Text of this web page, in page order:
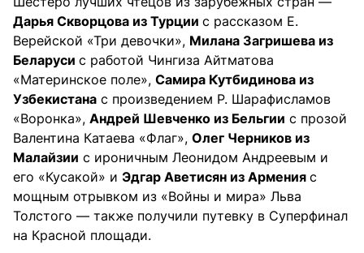
Дарья Скворцова из Турции с рассказом Е.
Верейской «Три девочки», Милана Загришева из
Беларуси с работой Чингиза Айтматова
«Материнское поле», Самира Кутбидинова из
Узбекистана с произведением Р. Шарафисламов
«Воронка», Андрей Шевченко из Бельгии с прозой
Валентина Катаева «Флаг», Олег Черников из
Малайзии с ироничным Леонидом Андреевым и
его «Кусакой» и Эдгар Аветисян из Армения с
мощным отрывком из «Войны и мира» Льва
Толстого — также получили путевку в Суперфинал
на Красной площади.